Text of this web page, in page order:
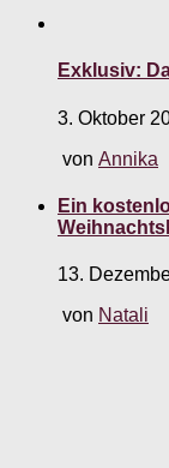
Exklusiv:
3. Oktober
von Annika
Ein
13.
von Natali